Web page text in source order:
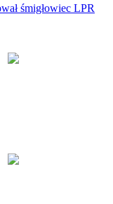
śmigłowiec LPR